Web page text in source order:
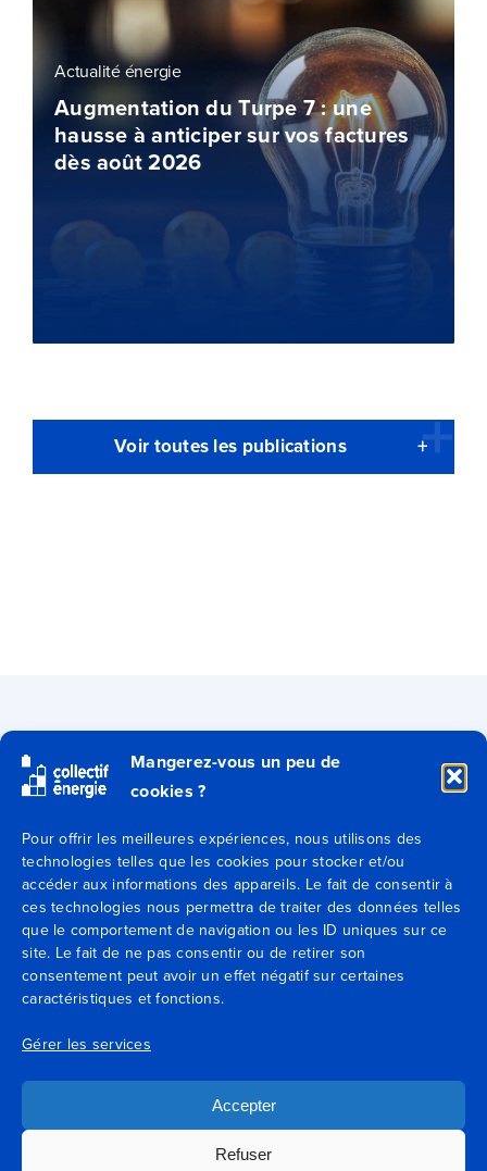
Mangerez-vous un peu de
cookies ?
Pour offrir les meilleures expériences, nous utilisons des
technologies telles que les cookies pour stocker et/ou
accéder aux informations des appareils. Le fait de consentir à
ces technologies nous permettra de traiter des données telles
que le comportement de navigation ou les ID uniques sur ce
site. Le fait de ne pas consentir ou de retirer son
consentement peut avoir un effet négatif sur certaines
caractéristiques et fonctions.
Gérer les services
Accepter
Refuser
Actualité énergie
Augmentation du Turpe 7 : une
hausse à anticiper sur vos factures
dès août 2026
Voir toutes les publications
Secteurs
Expertises
Blog
Agences
Contactez-nous
Conditions générales de vente